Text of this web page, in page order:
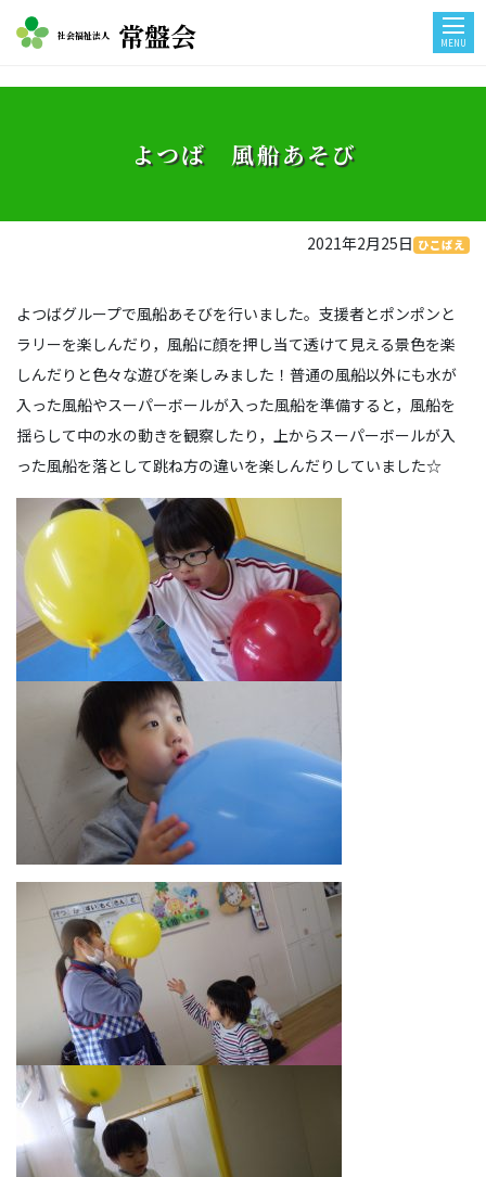
社会福祉法人 常盤会 MENU
よつば 風船あそび
2021年2月25日 ひこばえ
よつばグループで風船あそびを行いました。支援者とポンポンと
ラリーを楽しんだり，風船に顔を押し当て透けて見える景色を楽
しんだりと色々な遊びを楽しみました！普通の風船以外にも水が
入った風船やスーパーボールが入った風船を準備すると，風船を
揺らして中の水の動きを観察したり，上からスーパーボールが入
った風船を落として跳ね方の違いを楽しんだりしていました☆